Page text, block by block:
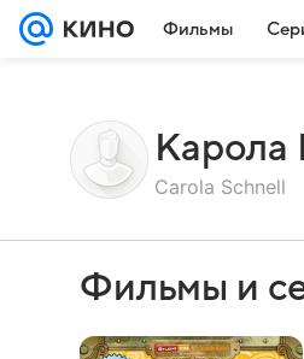
Фильмы
Карола
Carola Schnell
Фильмы и